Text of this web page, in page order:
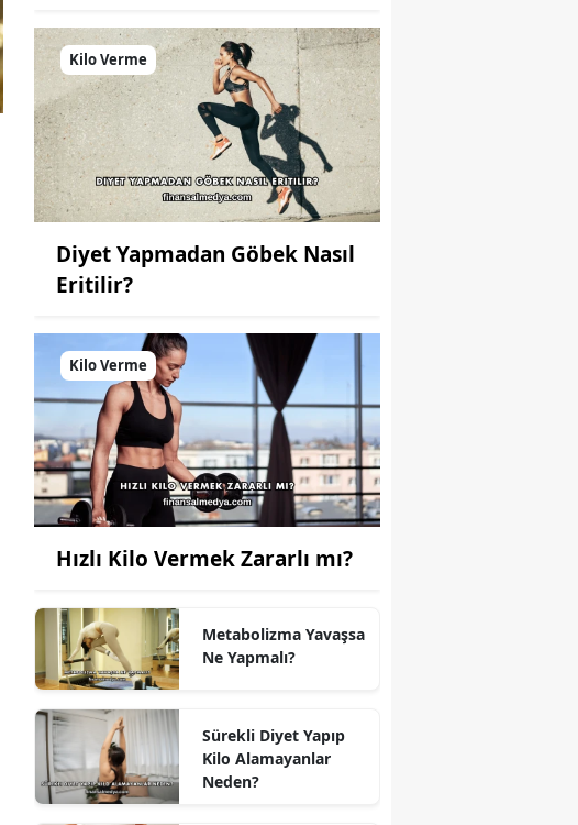
Kilo Verme
Diyet Yapmadan Göbek Nasıl
Eritilir?
Kilo Verme
Hızlı Kilo Vermek Zararlı mı?
Metabolizma Yavaşsa
Ne Yapmalı?
Sürekli Diyet Yapıp
Kilo Alamayanlar
Neden?